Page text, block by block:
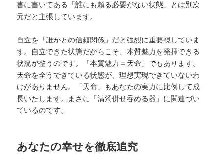
書に書いてある「誰にも頼る必要がない状態」とは別次
元だと主張しています。
自立を「誰かとの信頼関係」だと強烈に重要視していま
す。自立できた状態だからこそ、本質魅力を発揮できる
状況が整うのです。「本質魅力＝天命」でもあります。
天命を全うできている状態が、理想実現できていないわ
けがありません。「天命」もあなたの実力に比例して成
長いたします。まさに「清濁併せ吞める器」に関連づい
ているのです。
あなたの幸せを徹底追究